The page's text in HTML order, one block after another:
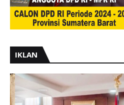
IKLAN